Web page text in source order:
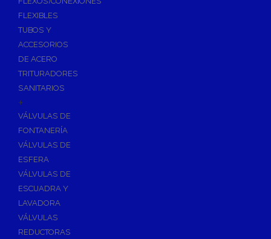
FLEXIBLES
TUBOS Y
ACCESORIOS
DE ACERO
TRITURADORES
SANITARIOS
+
VÁLVULAS DE
FONTANERÍA
VÁLVULAS DE
ESFERA
VÁLVULAS DE
ESCUADRA Y
LAVADORA
VÁLVULAS
REDUCTORAS